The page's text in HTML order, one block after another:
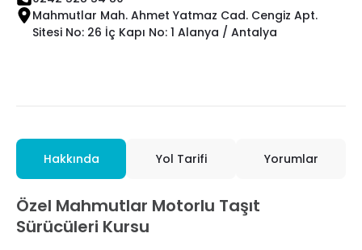
Mahmutlar Mah. Ahmet Yatmaz Cad. Cengiz Apt.
Sitesi No: 26 İç Kapı No: 1 Alanya / Antalya
Hakkında Yol Tarifi Yorumlar
Özel Mahmutlar Motorlu Taşıt
Sürücüleri Kursu